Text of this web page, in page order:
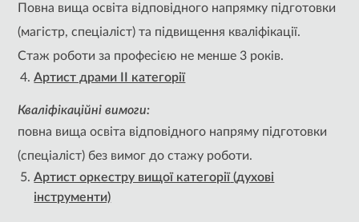
Повна вища освіта відповідного напрямку підготовки
(магістр, спеціаліст) та підвищення кваліфікації.
Стаж роботи за професією не менше 3 років.
Артист драми ІІ категорії
Кваліфікаційні вимоги:
повна вища освіта відповідного напряму підготовки
(спеціаліст) без вимог до стажу роботи.
Артист оркестру вищої категорії (духові
інструменти)